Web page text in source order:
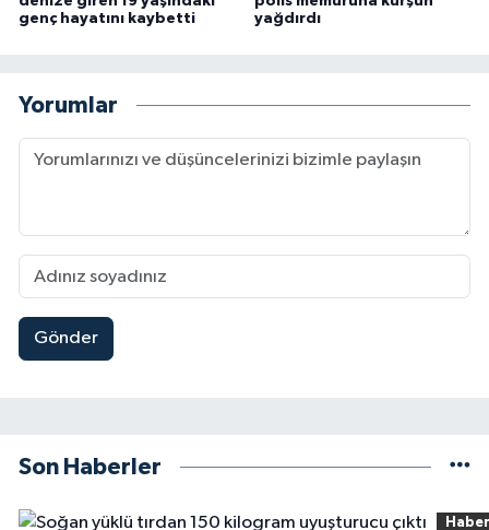
genç hayatını kaybetti
yağdırdı
Yorumlar
Gönder
Son Haberler